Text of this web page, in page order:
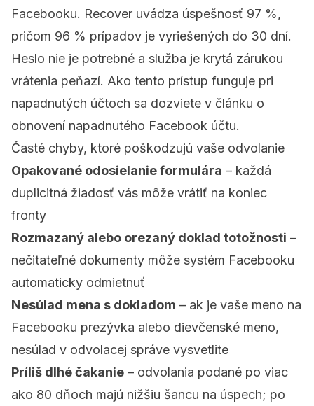
Facebooku. Recover uvádza úspešnosť 97 %,
pričom 96 % prípadov je vyriešených do 30 dní.
Heslo nie je potrebné a služba je krytá zárukou
vrátenia peňazí. Ako tento prístup funguje pri
napadnutých účtoch sa dozviete v článku o
obnovení napadnutého Facebook účtu.
Časté chyby, ktoré poškodzujú vaše odvolanie
Opakované odosielanie formulára – každá
duplicitná žiadosť vás môže vrátiť na koniec
fronty
Rozmazaný alebo orezaný doklad totožnosti –
nečitateľné dokumenty môže systém Facebooku
automaticky odmietnuť
Nesúlad mena s dokladom – ak je vaše meno na
Facebooku prezývka alebo dievčenské meno,
nesúlad v odvolacej správe vysvetlite
Príliš dlhé čakanie – odvolania podané po viac
ako 80 dňoch majú nižšiu šancu na úspech; po